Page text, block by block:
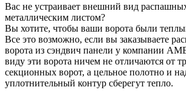
Вас не устраивает внешний вид
металлическим листом?
Вы хотите, чтобы ваши ворота были
Все это возможно, если вы заказываете
ворота из сэндвич панели у компании
виду эти ворота ничем не отличаются от
секционных ворот, а цельное полотно и
уплотнительный контур сберегут тепло.